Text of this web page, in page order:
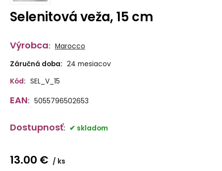
Selenitová veža, 15 cm
Výrobca: Marocco
Záručná doba: 24 mesiacov
Kód: SEL_V_15
EAN: 5055796502653
Dostupnosť: skladom
13.00 € ks